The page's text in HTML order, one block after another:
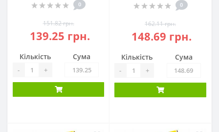
0
151.82 грн.
139.25 грн.
Кількість
- +
Сума
0
162.11 грн.
148.69 грн.
Кількість
- +
Сума